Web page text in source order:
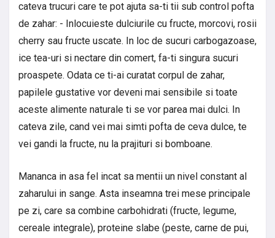
cateva trucuri care te pot ajuta sa-ti tii sub control pofta
de zahar: - Inlocuieste dulciurile cu fructe, morcovi, rosii
cherry sau fructe uscate. In loc de sucuri carbogazoase,
ice tea-uri si nectare din comert, fa-ti singura sucuri
proaspete. Odata ce ti-ai curatat corpul de zahar,
papilele gustative vor deveni mai sensibile si toate
aceste alimente naturale ti se vor parea mai dulci. In
cateva zile, cand vei mai simti pofta de ceva dulce, te
vei gandi la fructe, nu la prajituri si bomboane.
Mananca in asa fel incat sa mentii un nivel constant al
zaharului in sange. Asta inseamna trei mese principale
pe zi, care sa combine carbohidrati (fructe, legume,
cereale integrale), proteine slabe (peste, carne de pui,